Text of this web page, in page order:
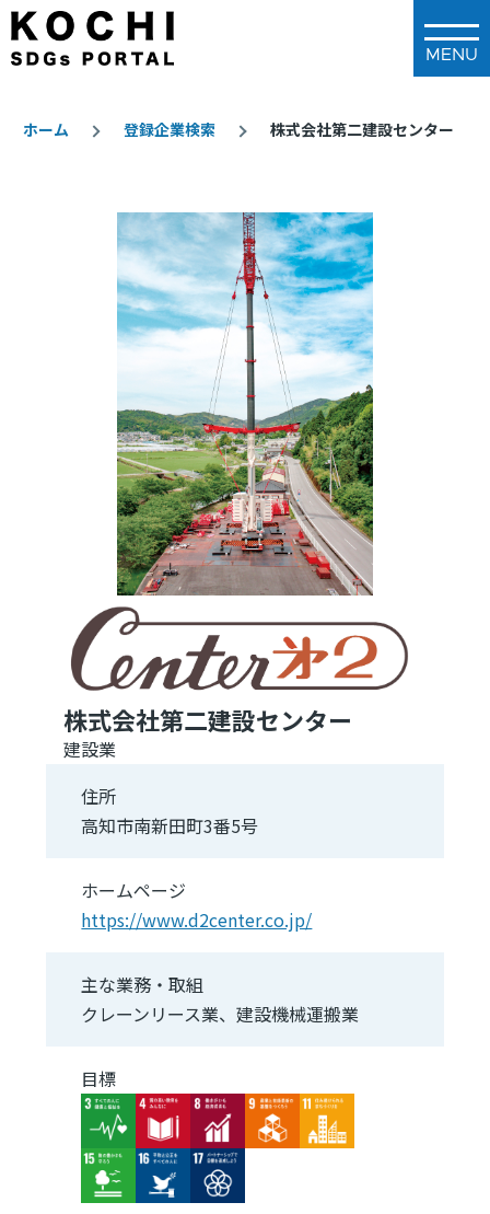
メインコンテンツに移動
ホーム 登録企業検索 株式会社第二建設センター
株式会社第二建設センター
建設業
住所
高知市南新田町3番5号
ホームページ
https://www.d2center.co.jp/
主な業務・取組
クレーンリース業、建設機械運搬業
目標
Image
Image Image Image Image
Image Image Image